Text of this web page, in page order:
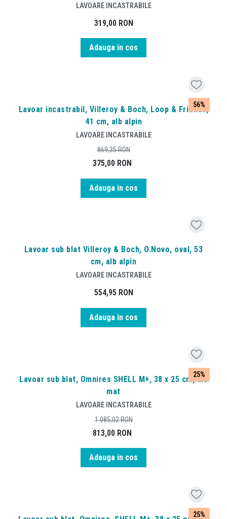
LAVOARE INCASTRABILE
319,00 RON
Adauga in cos
56%
Lavoar incastrabil, Villeroy & Boch, Loop & Friends,
41 cm, alb alpin
LAVOARE INCASTRABILE
375,00 RON
869,35RON
Adauga in cos
Lavoar sub blat Villeroy & Boch, O.Novo, oval, 53
cm, alb alpin
LAVOARE INCASTRABILE
554,95 RON
Adauga in cos
25%
Lavoar sub blat, Omnires SHELL M+, 38 x 25 cm, alb
mat
LAVOARE INCASTRABILE
813,00 RON
1.085,02RON
Adauga in cos
25%